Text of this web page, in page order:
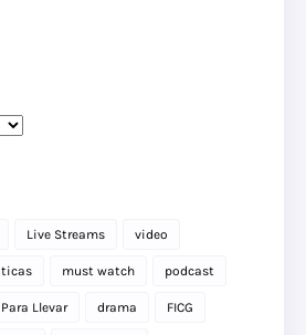
Live Streams video
must watch podcast
Para Llevar drama FICG